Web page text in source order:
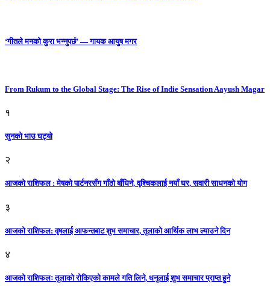
‘गीतले मनको कुरा भन्नुपर्छ’ — गायक आयुष मगर
From Rukum to the Global Stage: The Rise of Indie Sensation Aayush Magar
१
सुनको भाउ घट्याे
२
आजको राशिफल : मेषको पार्टनरसँग गाँठो बाँधिने, वृश्चिकलाई नयाँ घर, सवारी साधनकाे याेग
३
आजकाे राशिफल: वृषलाई आफन्तबाट शुभ समाचार, तुलाकाे आर्थिक लाभ ल्याउने दिन
४
आजको राशिफलः तुलाकाे रोकिएको कामले गति लिने, धनुलाई शुभ समाचार प्राप्त हुने